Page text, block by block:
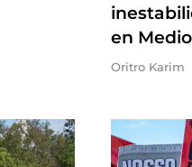
en
Oritro Karim